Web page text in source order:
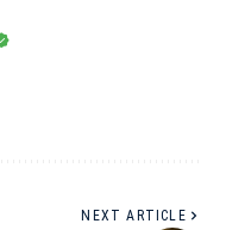
NEXT ARTICLE